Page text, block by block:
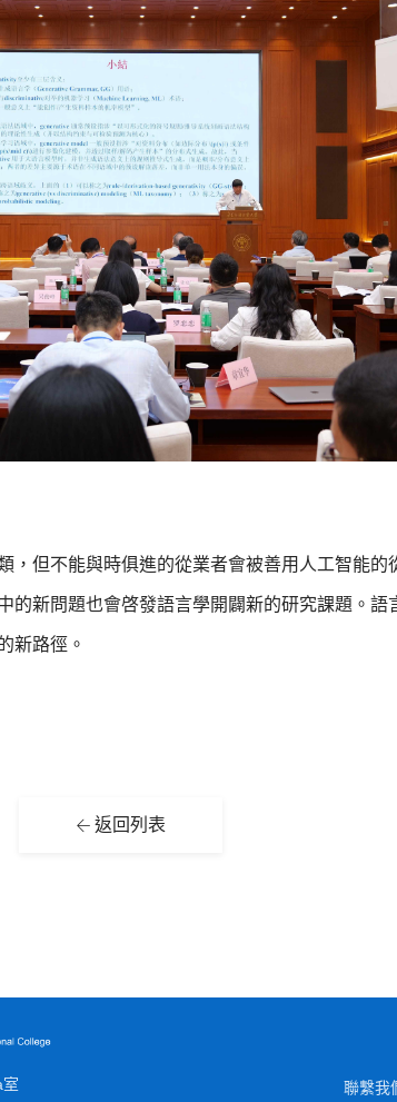
，但不能與時俱進的從業者會被善用人工智能的
的新問題也會啓發語言學開闢新的研究課題。語
新路徑。
返回列表
聯繫我